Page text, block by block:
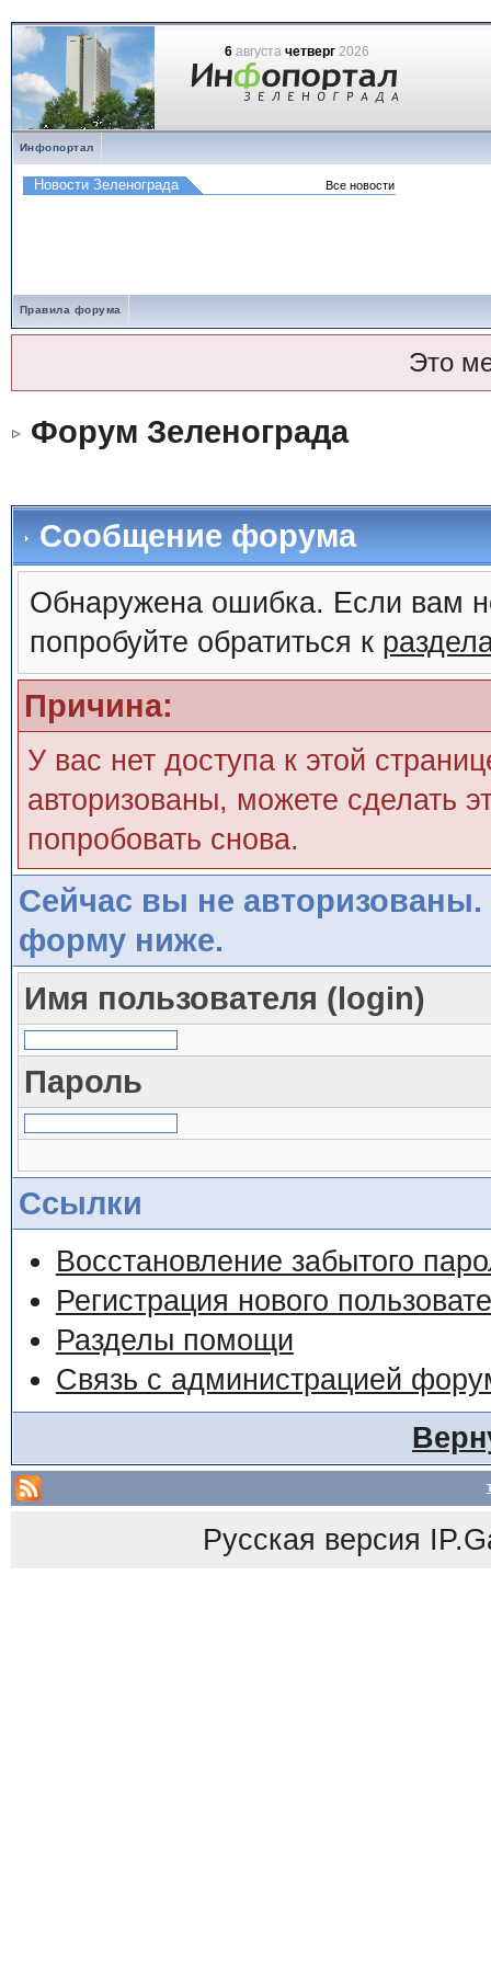
6августа четверг2026
Инфопортал
Правила форума
Это
Форум Зеленограда
Сообщение форума
Обнаружена ошибка. Если вам
попробуйте обратиться к
Причина:
У вас нет доступа к этой
авторизованы, можете сделать
попробовать снова.
Сейчас вы не авторизованы.
форму ниже.
Имя пользователя (login)
Пароль
Ссылки
Восстановление забытого
Регистрация нового
Разделы помощи
Связь с администрацией
Русская версия